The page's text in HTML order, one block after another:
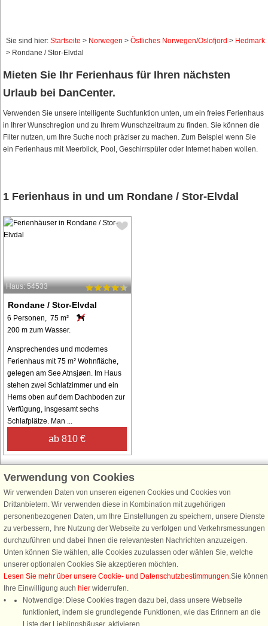
Sie sind hier: Startseite > Norwegen > Östliches Norwegen/Oslofjord > Hedmark
> Rondane / Stor-Elvdal
Mieten Sie Ihr Ferienhaus für Ihren nächsten
Urlaub bei DanCenter.
Verwenden Sie unsere intelligente Suchfunktion unten, um ein freies Ferienhaus
in Ihrer Wunschregion und zu Ihrem Wunschzeitraum zu finden. Sie können die
Filter nutzen, um Ihre Suche noch präziser zu machen. Zum Beispiel wenn Sie
ein Ferienhaus mit Meerblick, Pool, Geschirrspüler oder Internet haben wollen.
1 Ferienhaus in und um Rondane / Stor-Elvdal
Haus: 54533
Rondane / Stor-Elvdal
6 Personen, 75 m²
200 m zum Wasser.
Ansprechendes und modernes
Ferienhaus mit 75 m² Wohnfläche,
gelegen am See Atnsjøen. Im Haus
stehen zwei Schlafzimmer und ein
Hems oben auf dem Dachboden zur
Verfügung, insgesamt sechs
Schlafplätze. Man ...
ab 810 €
Schließen Sie sich 100.000 Ferienhaus-Fans an
Erhalten Sie einen Willkommensgutschein von 25 €für Ihren nächsten
Ferienhausurlaub - melden Sie sich einfach für den DanCenter Newsletter
an. Verpassen Sie nie wieder exklusive Angebote, Gewinnspiele und
Urlaubstipps!
Newsletter abonnieren
Verwendung von Cookies
Wir verwenden Daten von unseren eigenen Cookies und Cookies von
Drittanbietern. Wir verwenden diese in Kombination mit zugehörigen
personenbezogenen Daten, um Ihre Einstellungen zu speichern, unsere Dienste
zu verbessern, Ihre Nutzung der Webseite zu verfolgen und Verkehrsmessungen
durchzuführen und dabei Ihnen die relevantesten Nachrichten anzuzeigen.
Unten können Sie wählen, alle Cookies zuzulassen oder wählen Sie, welche
unserer optionalen Cookies Sie akzeptieren möchten.
Lesen Sie mehr über unsere Cookie- und Datenschutzbestimmungen.Sie können
Ihre Einwilligung auch hier widerrufen.
Notwendige: Diese Cookies tragen dazu bei, dass unsere Webseite
funktioniert, indem sie grundlegende Funktionen, wie das Erinnern an die
Liste der Lieblingshäuser, aktivieren.